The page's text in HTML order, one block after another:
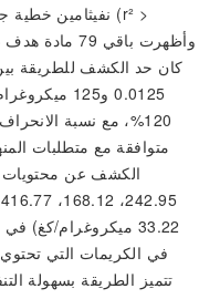
متوافقة مع متطلبات
33.22 ميكروغرام/كغ)
في الكريمات التي
تتميز الطريقة بسهولة